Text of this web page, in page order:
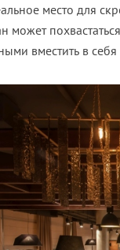
место для
может
вместить в